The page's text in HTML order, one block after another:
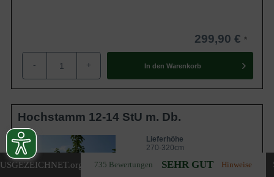
.org 735 Bewertungen SEHR GUT Hinweise
299,90 €
- + In den Warenkorb
Hochstamm 12-14 StU m. Db.
Lieferhöhe
270-320cm
Gewicht